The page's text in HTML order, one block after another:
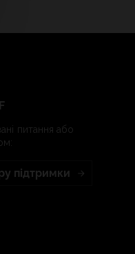
питання або
підтримки